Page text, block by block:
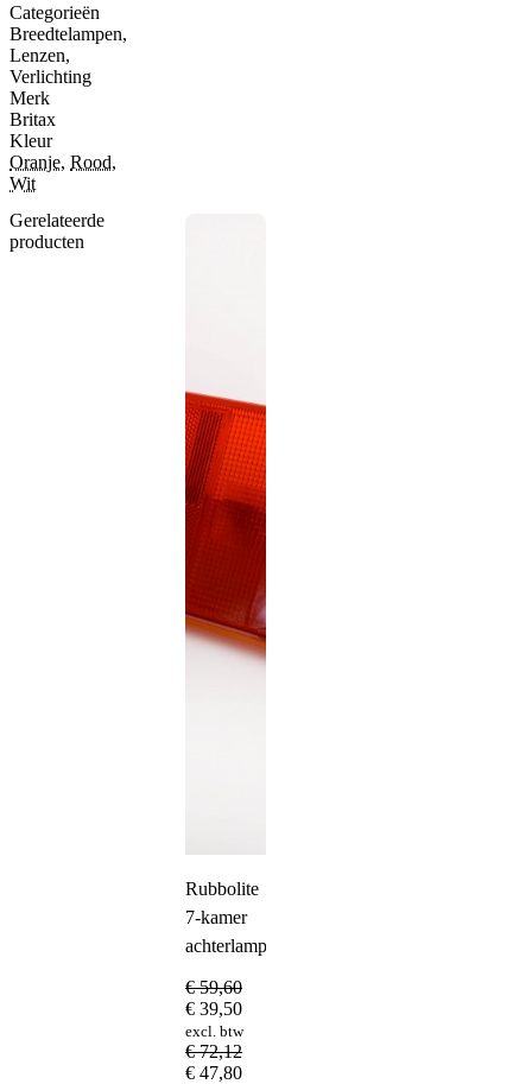
Categorieën
Breedtelampen,
Lenzen,
Verlichting
Merk
Britax
Kleur
Oranje, Rood,
Wit
Gerelateerde
producten
Rubbolite
7-kamer
achterlampglas
€59,60
€ 39,50
excl. btw
€72,12
€ 47,80